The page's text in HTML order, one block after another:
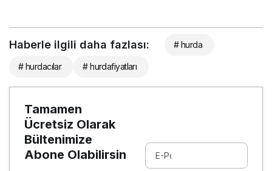
Haberle ilgili daha fazlası: # hurda
# hurdacılar # hurdafiyatları
Tamamen
Ücretsiz Olarak
Bültenimize
Abone Olabilirsin